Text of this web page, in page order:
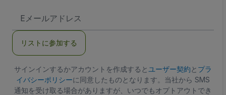
メ
ア
ス
リストに参加する
サインインするかアカウントを作成すると ユーザー契約と プラ
イバシーポリシーに同意したものとなります。当社から SMS
通知を受け取る場合がありますが、いつでもオプトアウトでき